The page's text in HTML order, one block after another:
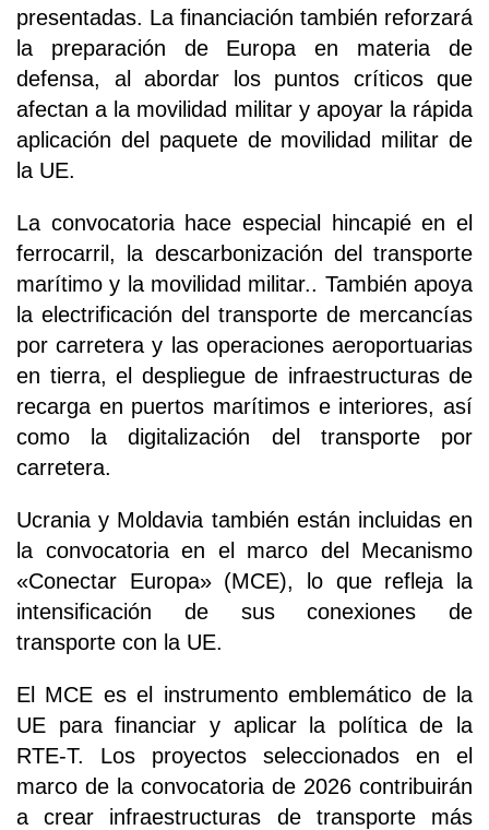
presentadas. La financiación también reforzará
la preparación de Europa en materia de
defensa, al abordar los puntos críticos que
afectan a la movilidad militar y apoyar la rápida
aplicación del paquete de movilidad militar de
la UE.
La convocatoria hace especial hincapié en el
ferrocarril, la descarbonización del transporte
marítimo y la movilidad militar.. También apoya
la electrificación del transporte de mercancías
por carretera y las operaciones aeroportuarias
en tierra, el despliegue de infraestructuras de
recarga en puertos marítimos e interiores, así
como la digitalización del transporte por
carretera.
Ucrania y Moldavia también están incluidas en
la convocatoria en el marco del Mecanismo
«Conectar Europa» (MCE), lo que refleja la
intensificación de sus conexiones de
transporte con la UE.
El MCE es el instrumento emblemático de la
UE para financiar y aplicar la política de la
RTE-T. Los proyectos seleccionados en el
marco de la convocatoria de 2026 contribuirán
a crear infraestructuras de transporte más